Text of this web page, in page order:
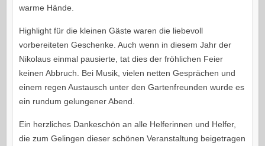
warme Hände.
Highlight für die kleinen Gäste waren die liebevoll
vorbereiteten Geschenke. Auch wenn in diesem Jahr der
Nikolaus einmal pausierte, tat dies der fröhlichen Feier
keinen Abbruch. Bei Musik, vielen netten Gesprächen und
einem regen Austausch unter den Gartenfreunden wurde es
ein rundum gelungener Abend.
Ein herzliches Dankeschön an alle Helferinnen und Helfer,
die zum Gelingen dieser schönen Veranstaltung beigetragen